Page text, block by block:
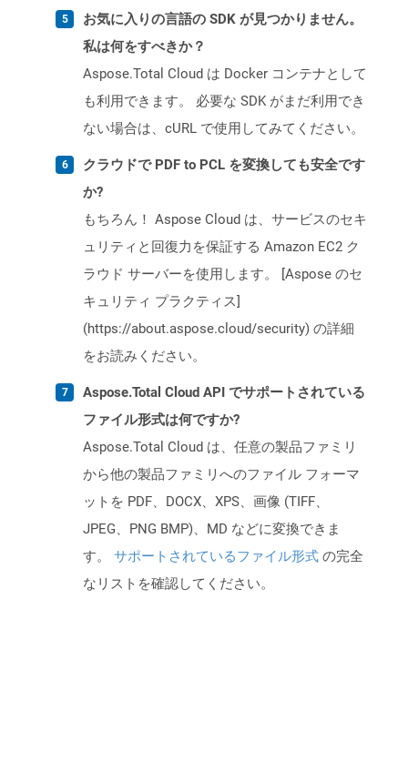
お気に入りの言語の SDK が見つかりません。
私は何をすべきか？
Aspose.Total Cloud は Docker コンテナとして
も利用できます。 必要な SDK がまだ利用でき
ない場合は、cURL で使用してみてください。
クラウドで PDF to PCL を変換しても安全です
か?
もちろん！ Aspose Cloud は、サービスのセキ
ュリティと回復力を保証する Amazon EC2 ク
ラウド サーバーを使用します。 [Aspose のセ
キュリティ プラクティス]
(https://about.aspose.cloud/security) の詳細
をお読みください。
Aspose.Total Cloud API でサポートされている
ファイル形式は何ですか?
Aspose.Total Cloud は、任意の製品ファミリ
から他の製品ファミリへのファイル フォーマ
ットを PDF、DOCX、XPS、画像 (TIFF、
JPEG、PNG BMP)、MD などに変換できま
す。 サポートされているファイル形式 の完全
なリストを確認してください。